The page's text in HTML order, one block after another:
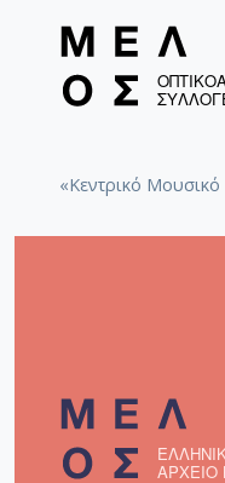
«Κεντρικό